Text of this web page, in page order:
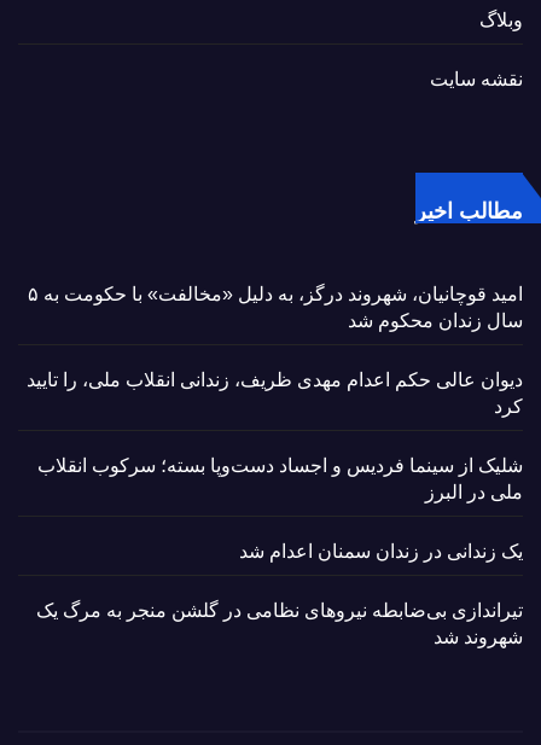
وبلاگ
نقشه سایت
مطالب اخیر
امید قوچانیان، شهروند درگز، به دلیل «مخالفت» با حکومت به ۵
سال زندان محکوم شد
دیوان عالی حکم اعدام مهدی ظریف، زندانی انقلاب ملی، را تایید
کرد
شلیک از سینما فردیس و اجساد دست‌وپا بسته؛ سرکوب انقلاب
ملی در البرز
یک زندانی در زندان سمنان اعدام شد
تیراندازی بی‌ضابطه نیروهای نظامی در گلشن منجر به مرگ یک
شهروند شد